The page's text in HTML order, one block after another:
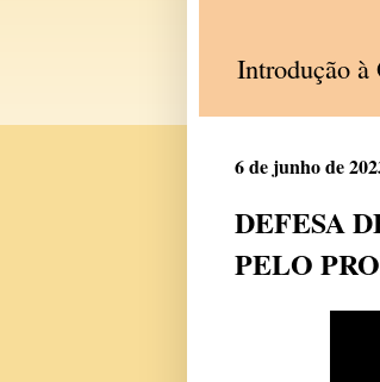
Introdução à
6 de junho de
DEFESA
PELO